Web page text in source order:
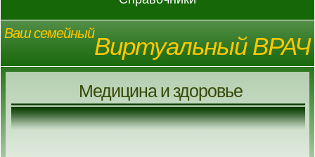
Ваш семейныйВиртуальный ВРАЧ
Медицина и здоровье